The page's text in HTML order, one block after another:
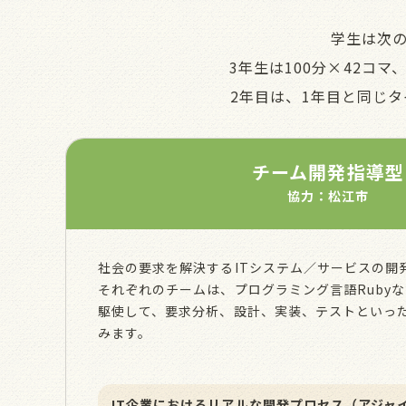
学生は次
3年生は100分×42コマ
2年⽬は、1年⽬と同じ
チーム開発指導型
協力：松江市
社会の要求を解決するITシステム／サービスの開
それぞれのチームは、プログラミング⾔語Ruby
駆使して、要求分析、設計、実装、テストといっ
みます。